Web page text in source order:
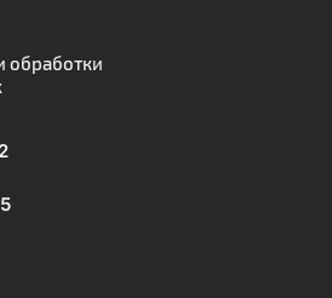
обработки